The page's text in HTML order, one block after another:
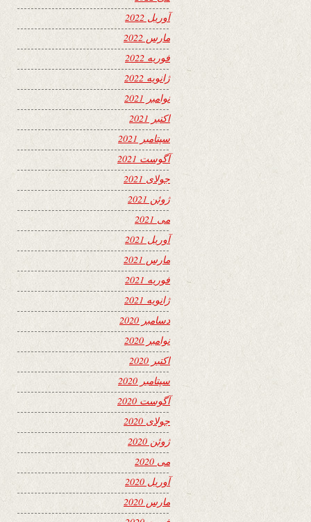
آوریل 2022
مارس 2022
فوریه 2022
ژانویه 2022
نوامبر 2021
اکتبر 2021
سپتامبر 2021
آگوست 2021
جولای 2021
ژوئن 2021
می 2021
آوریل 2021
مارس 2021
فوریه 2021
ژانویه 2021
دسامبر 2020
نوامبر 2020
اکتبر 2020
سپتامبر 2020
آگوست 2020
جولای 2020
ژوئن 2020
می 2020
آوریل 2020
مارس 2020